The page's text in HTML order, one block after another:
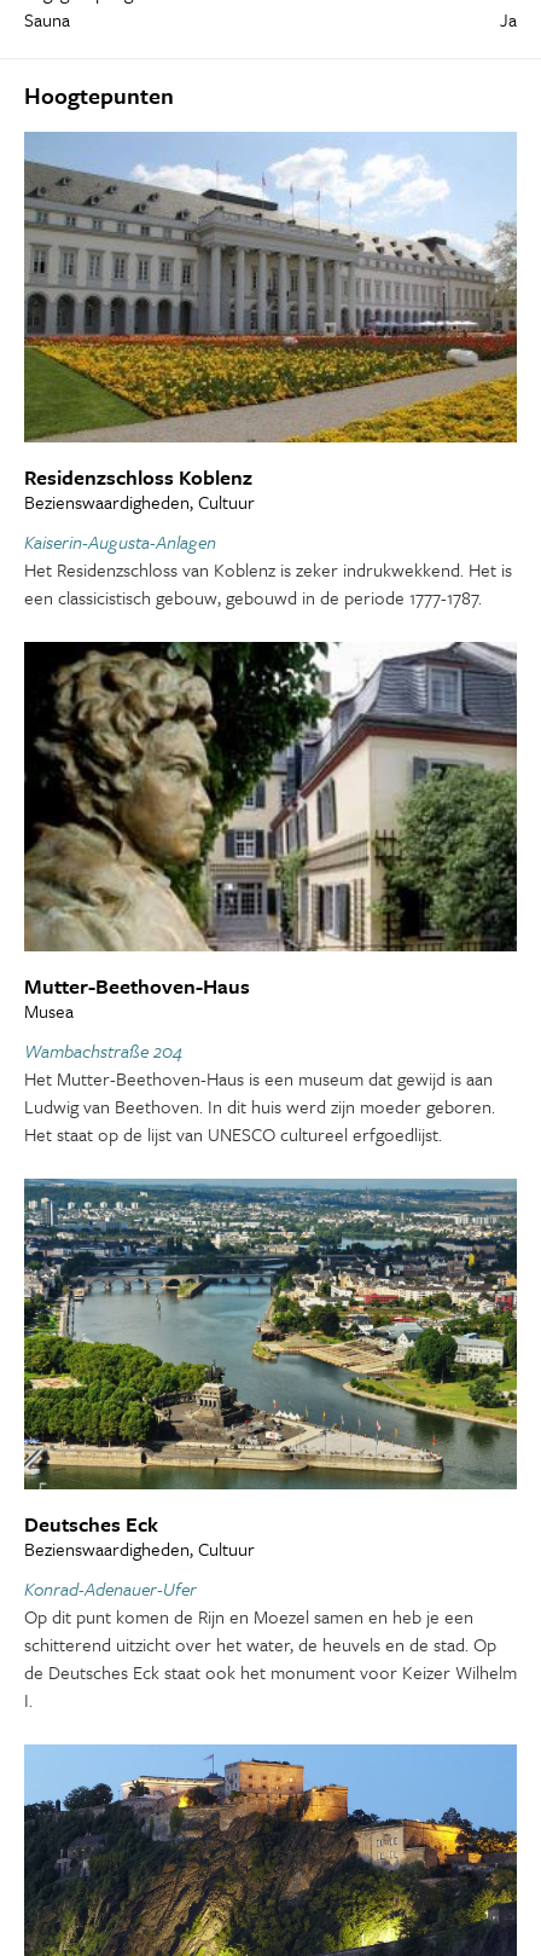
Sauna
Ja
Hoogtepunten
Residenzschloss Koblenz
Bezienswaardigheden, Cultuur
Kaiserin-Augusta-Anlagen
Het Residenzschloss van Koblenz is zeker indrukwekkend. Het is
een classicistisch gebouw, gebouwd in de periode 1777-1787.
Mutter-Beethoven-Haus
Musea
Wambachstraße 204
Het Mutter-Beethoven-Haus is een museum dat gewijd is aan
Ludwig van Beethoven. In dit huis werd zijn moeder geboren.
Het staat op de lijst van UNESCO cultureel erfgoedlijst.
Deutsches Eck
Bezienswaardigheden, Cultuur
Konrad-Adenauer-Ufer
Op dit punt komen de Rijn en Moezel samen en heb je een
schitterend uitzicht over het water, de heuvels en de stad. Op
de Deutsches Eck staat ook het monument voor Keizer Wilhelm
I.